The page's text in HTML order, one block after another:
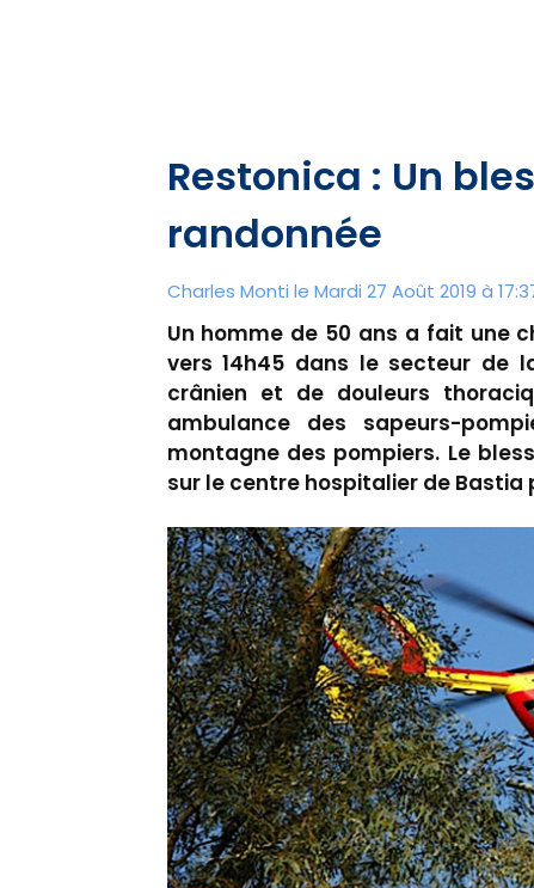
Restonica : Un
randonnée
Charles Monti le Mardi 27 Août 2019 à
Un homme de 50 ans a fait une
vers 14h45 dans le secteur de
crânien et de douleurs
ambulance des sapeurs-
montagne des pompiers. Le
sur le centre hospitalier de